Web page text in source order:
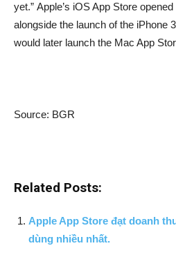
yet.” Apple’s iOS App Store
alongside the launch of the iPhone
would later launch the Mac App
Source: BGR
Related Posts:
Apple App Store đạt doanh
dùng nhiều nhất.